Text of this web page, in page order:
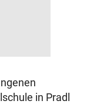
in Pradl